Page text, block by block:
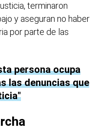
terminaron
y aseguran no haber
por parte de las
persona ocupa
las denuncias que